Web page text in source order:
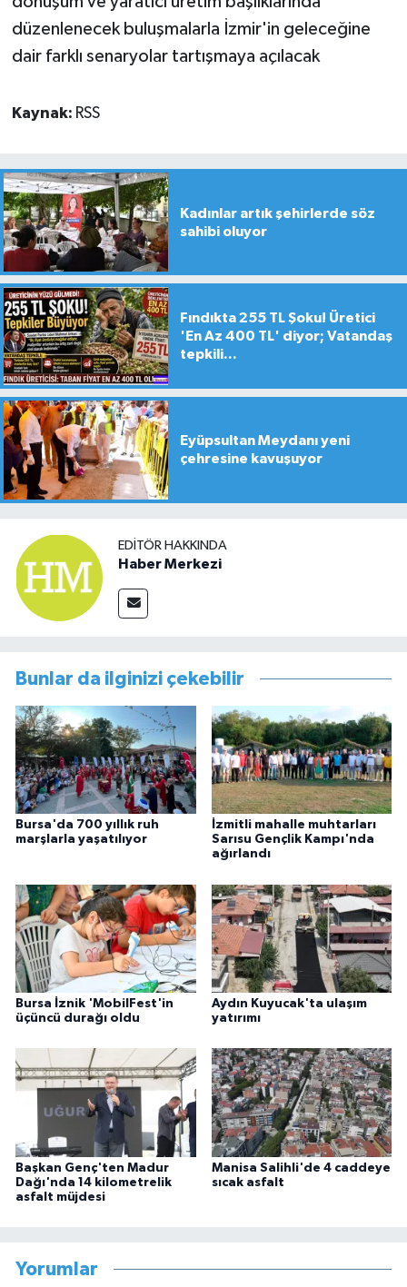
düzenlenecek buluşmalarla İzmir'in geleceğine
dair farklı senaryolar tartışmaya açılacak
Kaynak: RSS
Kadınlar artık şehirlerde söz
sahibi oluyor
Fındıkta 255 TL Şoku! Üretici
'En Az 400 TL' diyor; Vatandaş
tepkili...
Eyüpsultan Meydanı yeni
çehresine kavuşuyor
EDITÖR HAKKINDA
Haber Merkezi
Bunlar da ilginizi çekebilir
Bursa'da 700 yıllık ruh
marşlarla yaşatılıyor
İzmitli mahalle muhtarları
Sarısu Gençlik Kampı'nda
ağırlandı
Bursa İznik 'MobilFest'in
üçüncü durağı oldu
Aydın Kuyucak'ta ulaşım
yatırımı
Başkan Genç'ten Madur
Dağı'nda 14 kilometrelik
asfalt müjdesi
Manisa Salihli'de 4 caddeye
sıcak asfalt
Yorumlar